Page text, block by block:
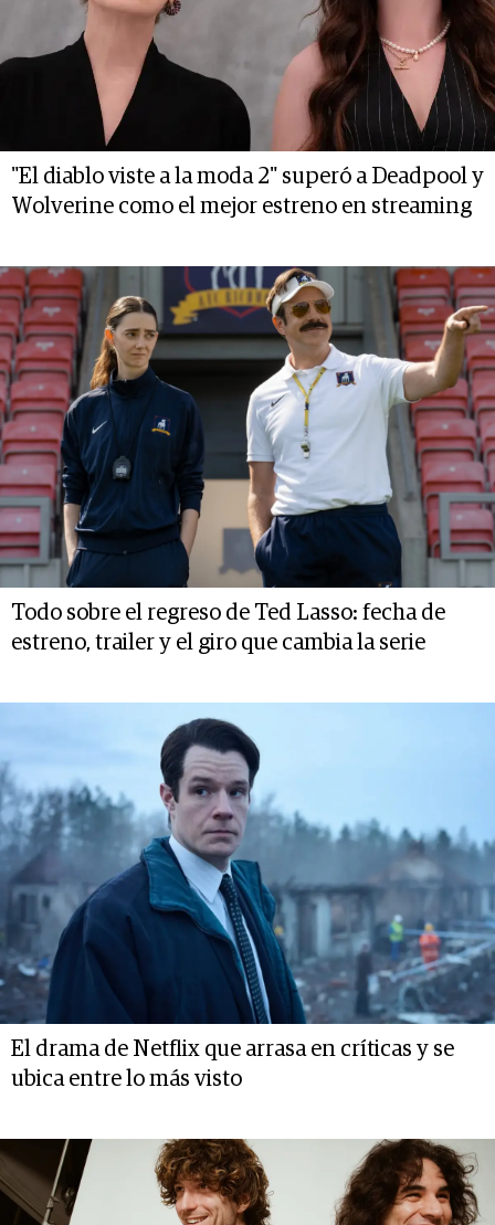
"El diablo viste a la moda 2" superó a Deadpool y
Wolverine como el mejor estreno en streaming
Todo sobre el regreso de Ted Lasso: fecha de
estreno, trailer y el giro que cambia la serie
El drama de Netflix que arrasa en críticas y se
ubica entre lo más visto